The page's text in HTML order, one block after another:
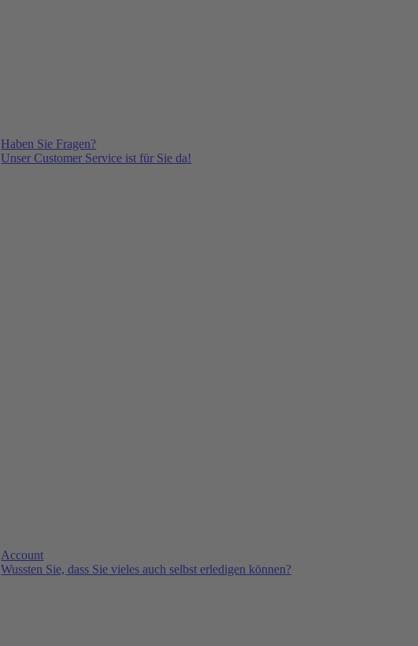
Haben Sie Fragen?
Unser Customer Service ist für Sie da!
Account
Wussten Sie, dass Sie vieles auch selbst erledigen können?